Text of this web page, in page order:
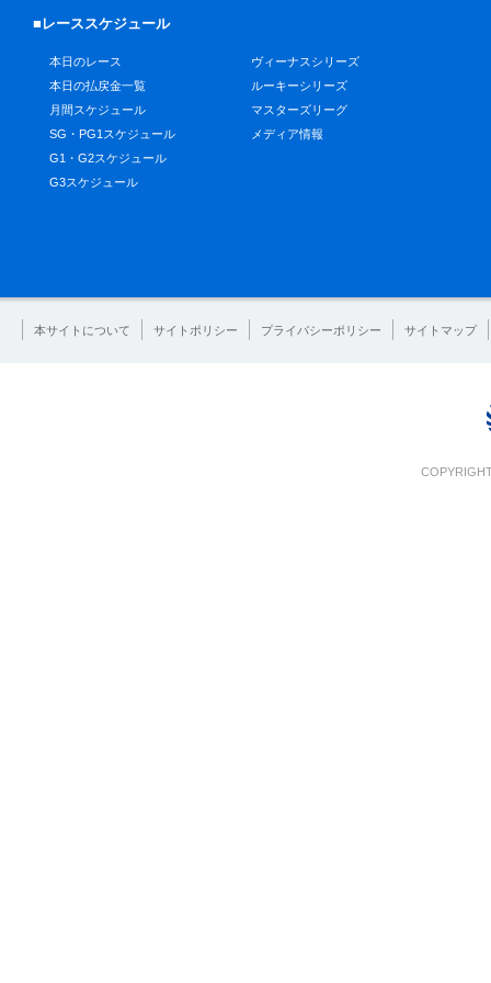
■レーススケジュール
本日のレース
本日の払戻金一覧
月間スケジュール
SG・PG1スケジュール
G1・G2スケジュール
G3スケジュール
ヴィーナスシリーズ
ルーキーシリーズ
マスターズリーグ
メディア情報
本サイトについて サイトポリシー プライバシーポリシー サイトマップ